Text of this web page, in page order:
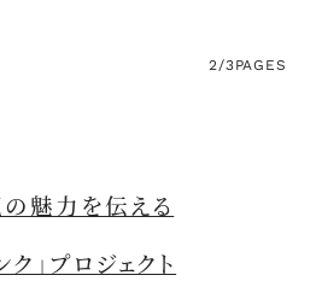
2/3PAGES
魅力を伝える
ク」プロジェクト